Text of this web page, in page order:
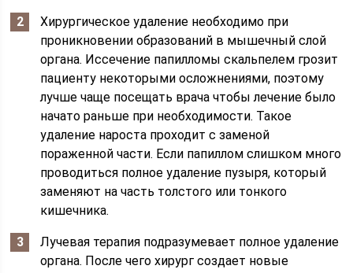
Хирургическое удаление необходимо при
проникновении образований в мышечный слой
органа. Иссечение папилломы скальпелем грозит
пациенту некоторыми осложнениями, поэтому
лучше чаще посещать врача чтобы лечение было
начато раньше при необходимости. Такое
удаление нароста проходит с заменой
пораженной части. Если папиллом слишком много
проводиться полное удаление пузыря, который
заменяют на часть толстого или тонкого
кишечника.
Лучевая терапия подразумевает полное удаление
органа. После чего хирург создает новые